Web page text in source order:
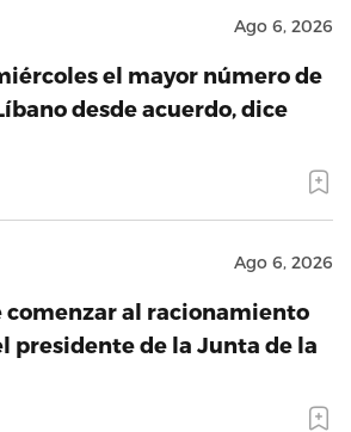
Ago 6, 2026
el mayor número de
desde acuerdo, dice
Ago 6, 2026
comenzar al racionamiento
presidente de la Junta de la